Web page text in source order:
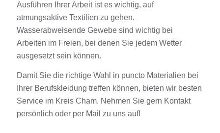
Ausführen Ihrer Arbeit ist es wichtig, auf
atmungsaktive Textilien zu gehen.
Wasserabweisende Gewebe sind wichtig bei
Arbeiten im Freien, bei denen Sie jedem Wetter
ausgesetzt sein können.
Damit Sie die richtige Wahl in puncto Materialien bei
Ihrer Berufskleidung treffen können, bieten wir besten
Serviceim Kreis Cham. Nehmen Sie gern Kontakt
persönlich oder per Mail zu uns auf!